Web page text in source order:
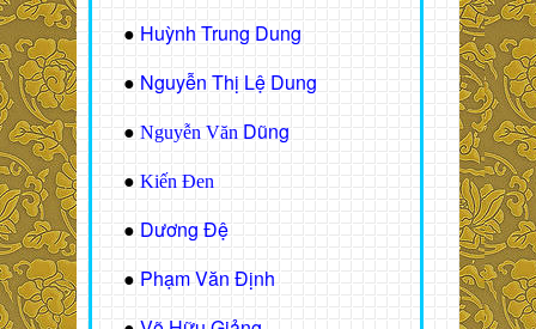
● Huỳnh Trung Dung
● Nguyễn Thị Lệ Dung
● Nguyễn Văn Dũng
● Kiến Đen
● Dương Đệ
● Phạm Văn Định